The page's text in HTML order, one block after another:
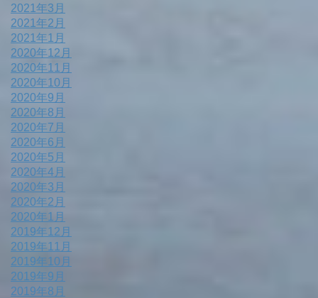
2021年3月
2021年2月
2021年1月
2020年12月
2020年11月
2020年10月
2020年9月
2020年8月
2020年7月
2020年6月
2020年5月
2020年4月
2020年3月
2020年2月
2020年1月
2019年12月
2019年11月
2019年10月
2019年9月
2019年8月